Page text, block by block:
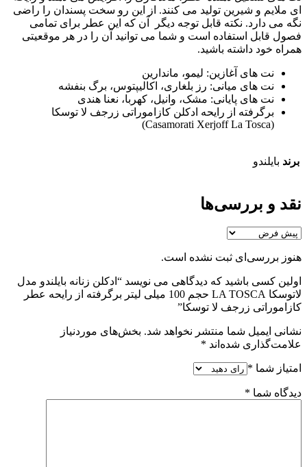
ای ملایم و شیرین تولید می کنند. از این رو سخت پسندان را راضی
نگه می دارد. نکته قابل توجه دیگر آن که این عطر برای تمامی
فصول قابل استفاده است و شما می توانید آن را در هر موقعیتی
همراه خود داشته باشید.
نت های آغازین: لیمو، ماندارین
نت های میانی: رز بلغاری، اکالیپتوس، برگ بنفشه
نت های پایانی: مشک، وانیل، کهربا، نعنا هندی
برگرفته از رایحه ادکلن کازاموراتی زرجف لا توسکا
(Casamorati Xerjoff La Tosca)
برند بایلندو
نقد و بررسی‌ها
هنوز بررسی‌ای ثبت نشده است.
اولین کسی باشید که دیدگاهی می نویسد “ادکلن زنانه بایلندو مدل
لاتوسکا LA TOSCA حجم 100 میلی لیتر برگرفته از رایحه عطر
کازاموراتی زرجف لا توسکا”
نشانی ایمیل شما منتشر نخواهد شد. بخش‌های موردنیاز
علامت‌گذاری شده‌اند *
امتیاز شما *
دیدگاه شما *